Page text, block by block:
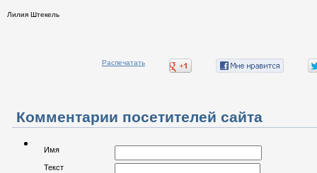
Лилия Штекель
Распечатать
Комментарии посетителей сайта
Имя
Текст